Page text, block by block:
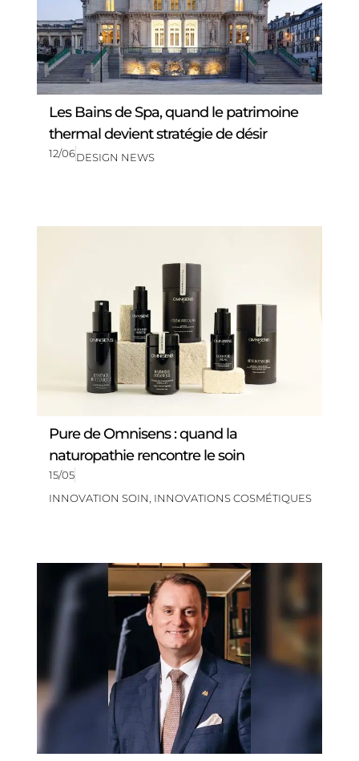
Les Bains de Spa, quand le patrimoine
thermal devient stratégie de désir
12/06DESIGN NEWS
Pure de Omnisens : quand la
naturopathie rencontre le soin
15/05
INNOVATION SOIN INNOVATIONS COSMÉTIQUES